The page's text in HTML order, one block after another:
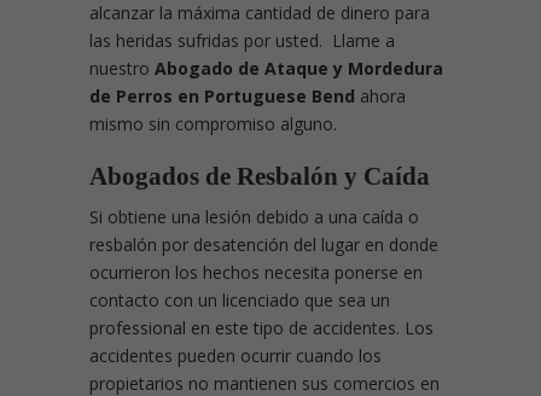
alcanzar la máxima cantidad de dinero para
las heridas sufridas por usted. Llame a
nuestro Abogado de Ataque y Mordedura
de Perros en Portuguese Bend ahora
mismo sin compromiso alguno.
Abogados de Resbalón y Caída
Si obtiene una lesión debido a una caída o
resbalón por desatención del lugar en donde
ocurrieron los hechos necesita ponerse en
contacto con un licenciado que sea un
professional en este tipo de accidentes. Los
accidentes pueden ocurrir cuando los
propietarios no mantienen sus comercios en